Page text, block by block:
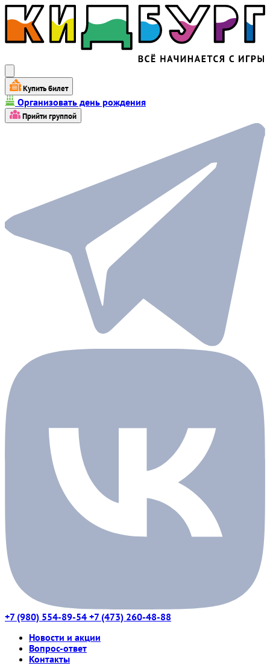
Купить билет
Организовать день рождения
Прийти группой
+7 (980) 554-89-54 +7 (473) 260-48-88
Новости и акции
Вопрос-ответ
Контакты